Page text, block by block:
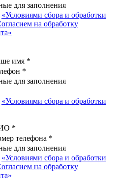
для заполнения
«Условиями сбора и обработки
на обработку
имя *
*
для заполнения
«Условиями сбора и обработки
*
телефона *
для заполнения
«Условиями сбора и обработки
на обработку